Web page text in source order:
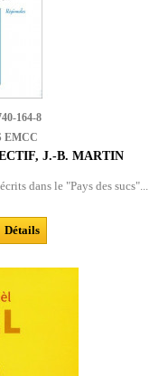
164-8
EMCC
J.-B. MARTIN
dans le "Pays des sucs"...
Détails